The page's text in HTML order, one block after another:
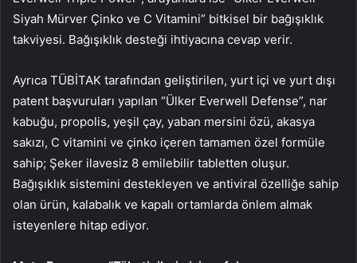
Siyah Mürver Çinko ve C Vitamini” bitkisel bir bağışıklık
takviyesi. Bağışıklık desteği ihtiyacına cevap verir.
Ayrıca TÜBİTAK tarafından geliştirilen, yurt içi ve yurt dışı
patent başvuruları yapılan “Ülker Everwell Defense”, nar
kabuğu, propolis, yeşil çay, yaban mersini özü, akasya
sakızı, C vitamini ve çinko içeren tamamen özel formüle
sahip; Şeker ilavesiz 8 emilebilir tabletten oluşur.
Bağışıklık sistemini destekleyen ve antiviral özelliğe sahip
olan ürün, kalabalık ve kapalı ortamlarda önlem almak
isteyenlere hitap ediyor.